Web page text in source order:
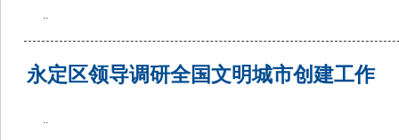
..
永定区领导调研全国文明城市创建工作
..